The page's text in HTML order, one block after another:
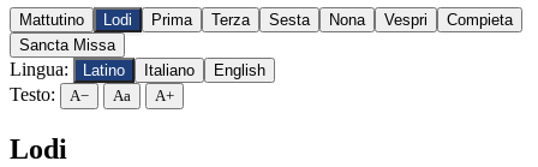
Mattutino Lodi Prima Terza Sesta Nona Vespri
Compieta
Sancta Missa
Lingua: Latino Italiano English
Testo: A− Aa A+
Lodi